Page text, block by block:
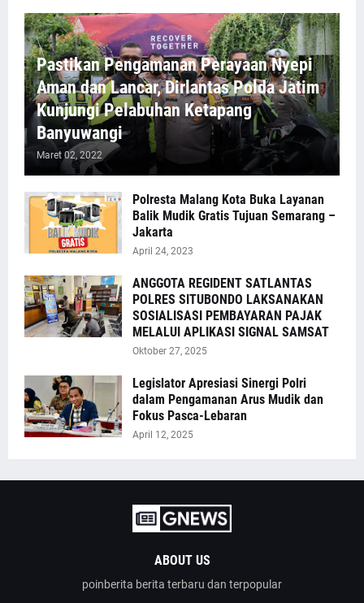
Pastikan Pengamanan Perayaan Nyepi
Aman dan Lancar, Dirlantas Polda Jatim
Kunjungi Pelabuhan Ketapang
Banyuwangi
Maret 02, 2022
Polresta Malang Kota Buka Layanan
Balik Mudik Gratis Tujuan Semarang –
Jakarta
April 24, 2023
ANGGOTA REGIDENT SATLANTAS
POLRES SITUBONDO LAKSANAKAN
SOSIALISASI PEMBAYARAN PAJAK
MELALUI APLIKASI SIGNAL SAMSAT
Oktober 27, 2025
Legislator Apresiasi Sinergi Polri
dalam Pengamanan Arus Mudik dan
Fokus Pasca-Lebaran
April 12, 2025
ABOUT US
poinberita berita terbaru dan terpopular